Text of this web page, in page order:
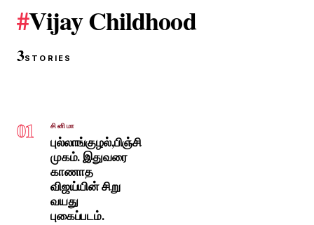
#Vijay Childhood
3STORIES
01 சினிமா
புல்லாங்குழல்,பிஞ்சி
முகம். இதுவரை
காணாத
விஜய்யின் சிறு
வயது
புகைப்படம்.